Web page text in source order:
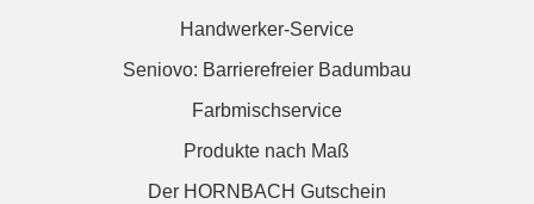
Handwerker-Service
Seniovo: Barrierefreier Badumbau
Farbmischservice
Produkte nach Maß
Der HORNBACH Gutschein